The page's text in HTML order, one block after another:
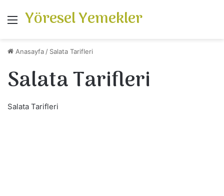
Menü
Yöresel Yemekler
Anasayfa / Salata Tarifleri
Salata Tarifleri
Salata Tarifleri